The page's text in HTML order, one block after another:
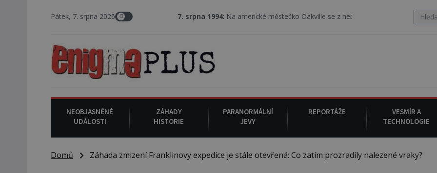
Pátek, 7. srpna 2026 7. srpna 1994: Na americké městečko Oakville se z nebe snáší podivná rosolovitá látka
NEOBJASNĚNÉ
UDÁLOSTI
ZÁHADY
HISTORIE
PARANORMÁLNÍ
JEVY
REPORTÁŽE
VESMÍR A
TECHNOLOGIE
Domů Záhada zmizení Franklinovy expedice je stále otevřená: Co zatím prozradily nalezené vraky?